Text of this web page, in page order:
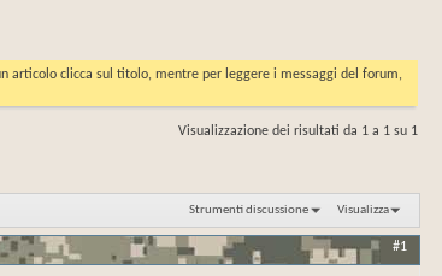
articolo clicca sul titolo, mentre per leggere i messaggi del forum,
Visualizzazione dei risultati da 1 a 1 su 1
Strumenti discussione Visualizza
#1